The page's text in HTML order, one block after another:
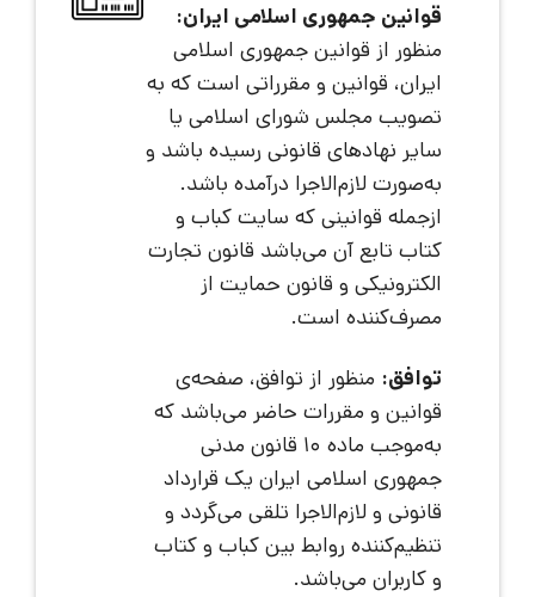
قوانین جمهوری اسلامی ایران:
منظور از قوانین جمهوری اسلامی
ایران، قوانین و مقرراتی است که به
تصویب مجلس شورای اسلامی یا
سایر نهادهای قانونی رسیده باشد و
به‌صورت لازم‌الاجرا درآمده باشد.
ازجمله قوانینی که سایت کباب و
کتاب تابع آن می‌باشد قانون تجارت
الکترونیکی و قانون حمایت از
مصرف‌کننده است.
توافق: منظور از توافق، صفحه‌ی
قوانین و مقررات حاضر می‌باشد که
به‌موجب ماده 10 قانون مدنی
جمهوری اسلامی ایران یک قرارداد
قانونی و لازم‌الاجرا تلقی می‌گردد و
تنظیم‌کننده روابط بین کباب و کتاب
و کاربران می‌باشد.